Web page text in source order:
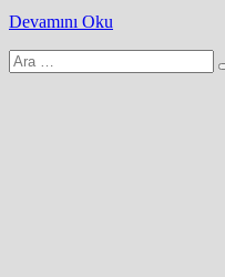
Devamını Oku
Arama
yap: